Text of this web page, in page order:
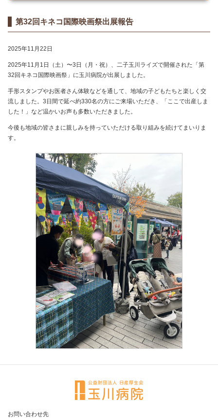
第32回キネコ国際映画祭出展報告
2025年11月22日
2025年11月1日（土）〜3日（月・祝）、二子玉川ライズで開催された「第
32回キネコ国際映画祭」に玉川病院が出展しました。
手形スタンプやお医者さん体験などを通して、地域の子どもたちと楽しく交
流しました。3日間で延べ約330名の方にご来場いただき、「ここで出産しま
した！」など温かいお声も多数いただきました。
今後も地域の皆さまに親しみを持っていただける取り組みを続けてまいりま
す。
お問い合わせ先